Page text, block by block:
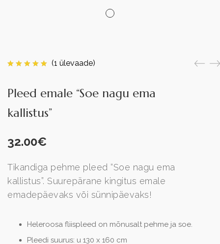
(1 ülevaade)
Pleed emale “Soe nagu ema
kallistus”
32.00€
Tikandiga pehme pleed “Soe nagu ema
kallistus”. Suurepärane kingitus emale
emadepäevaks või sünnipäevaks!
Heleroosa fliispleed on mõnusalt pehme ja soe.
Pleedi suurus: u 130 x 160 cm